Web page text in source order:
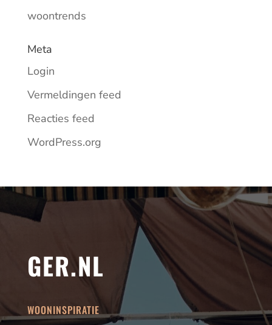
woontrends
Meta
Login
Vermeldingen feed
Reacties feed
WordPress.org
GER.NL
WOONINSPIRATIE